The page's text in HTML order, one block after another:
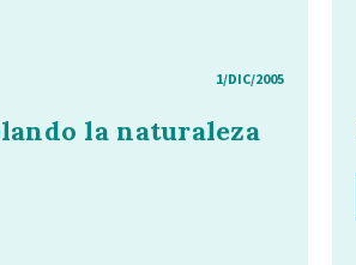
1/DIC/2005
la naturaleza